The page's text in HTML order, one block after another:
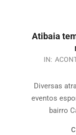
Atibaia
IN:
Diversas
eventos
bairro